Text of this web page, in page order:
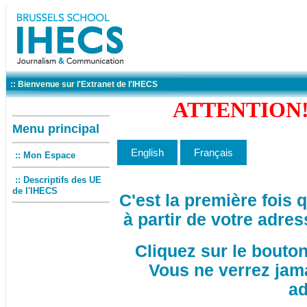
:: Bienvenue sur l'Extranet de l'IHECS
Menu principal
:: Mon Espace
:: Descriptifs des UE
de l'IHECS
C'est la première fois
à partir de votre
Cliquez sur le
Vous ne verrez